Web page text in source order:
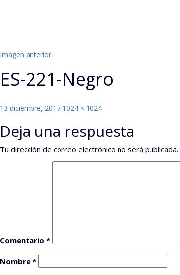
Imagen anterior
ES-221-Negro
Publicado
13 diciembre, 2017 Tamaño
1024 × 1024
Deja una respuesta
Tu dirección de correo electrónico no será publicada.
Comentario *
Nombre *